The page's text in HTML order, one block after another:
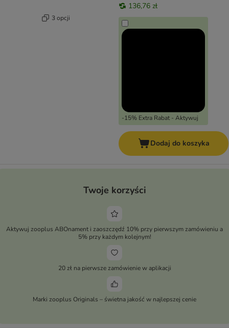
3 opcji
136,76 zł
-15% Extra Rabat - Aktywuj
Dodaj do koszyka
Twoje korzyści
Aktywuj zooplus ABOnament i zaoszczędź 10% przy pierwszym zamówieniu a
5% przy każdym kolejnym!
20 zł na pierwsze zamówienie w aplikacji
Marki zooplus Originals – świetna jakość w najlepszej cenie